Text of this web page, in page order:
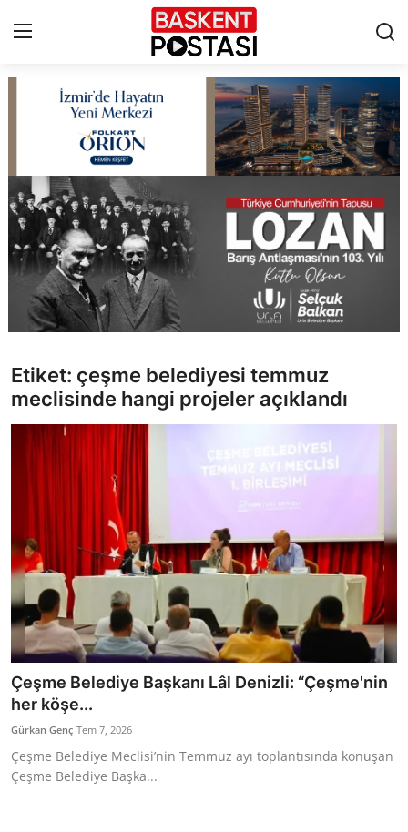
Çerez Politikası
Künye
Ankara
TBMM
Cumhurbaşkanlığı
Bakanlıklar
Siyasi Partiler
Toplum ve Yaşam
Sivil Toplum Kuruluşları
Kamu Kurumları ve Üst Kurullar
Resmi Reklamlar
Etiket: çeşme belediyesi temmuz
meclisinde hangi projeler açıklandı
Çeşme Belediye Başkanı Lâl Denizli: “Çeşme'nin
her köşe...
Gürkan Genç Tem 7, 2026
Çeşme Belediye Meclisi’nin Temmuz ayı toplantısında konuşan
Çeşme Belediye Başka...